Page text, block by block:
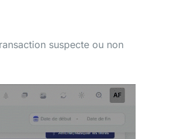
suspecte ou non